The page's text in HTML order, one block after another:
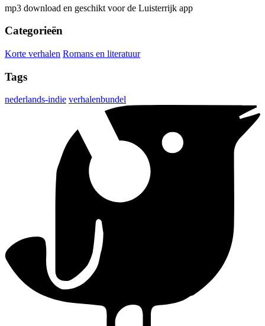
mp3 download en geschikt voor de Luisterrijk app
Categorieën
Korte verhalen Romans en literatuur
Tags
nederlands-indie verhalenbundel